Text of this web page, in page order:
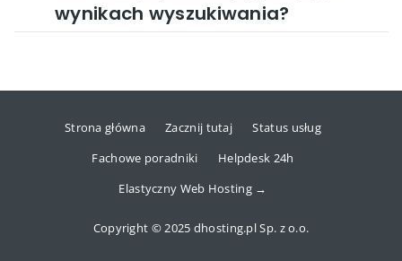
wynikach wyszukiwania?
Strona główna Zacznij tutaj
Status usług
Fachowe poradniki
Helpdesk 24h
Elastyczny Web Hosting →
Copyright © 2025 dhosting.pl Sp. z o.o.